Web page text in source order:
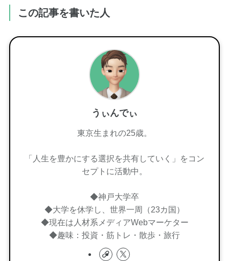
この記事を書いた人
うぃんでぃ
東京生まれの25歳。
「人生を豊かにする選択を共有していく」をコン
セプトに活動中。
◆神戸大学卒
◆大学を休学し、世界一周（23カ国）
◆現在は人材系メディアWebマーケター
◆趣味：投資・筋トレ・散歩・旅行